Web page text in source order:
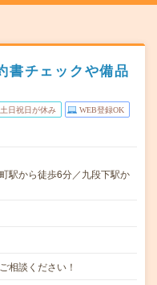
書チェックや備品
土日祝日が休み WEB登録OK
駅から徒歩6分／九段下駅か
相談ください！